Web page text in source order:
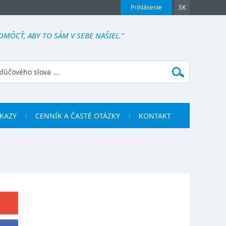
Prihlásenie SK
ABY TO SÁM V SEBE NAŠIEL.“
CENNÍK A ČASTÉ OTÁZKY KONTAKT